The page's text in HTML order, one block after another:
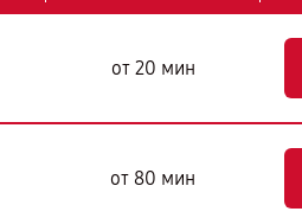
от 20 мин
от 80 мин